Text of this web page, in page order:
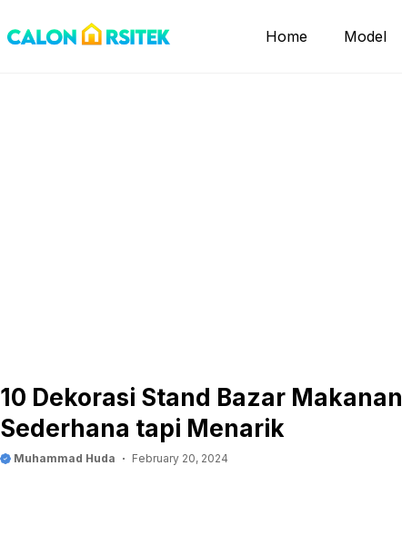
Home Model
10 Dekorasi Stand Bazar Makanan
Sederhana tapi Menarik
Muhammad Huda February 20, 2024